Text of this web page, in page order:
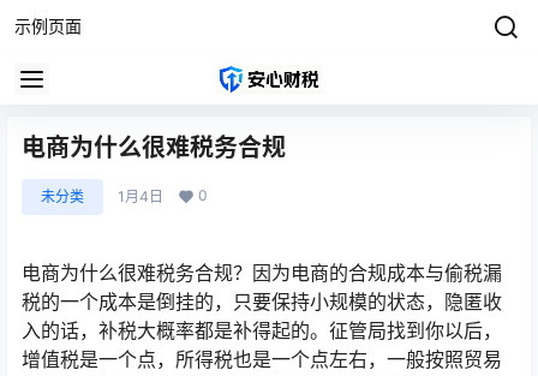
示例页面
电商为什么很难税务合规
未分类 1月4日 0
电商为什么很难税务合规？因为电商的合规成本与偷税漏
税的一个成本是倒挂的，只要保持小规模的状态，隐匿收
入的话，补税大概率都是补得起的。征管局找到你以后，
增值税是一个点，所得税也是一个点左右，一般按照贸易